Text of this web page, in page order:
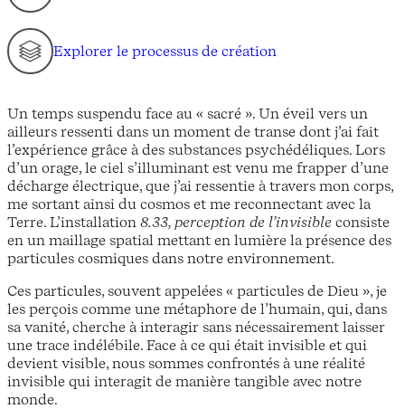
Explorer le processus de création
Un temps suspendu face au « sacré ». Un éveil vers un
ailleurs ressenti dans un moment de transe dont j’ai fait
l’expérience grâce à des substances psychédéliques. Lors
d’un orage, le ciel s’illuminant est venu me frapper d’une
décharge électrique, que j’ai ressentie à travers mon corps,
me sortant ainsi du cosmos et me reconnectant avec la
Terre. L’installation 8.33, perception de l’invisible consiste
en un maillage spatial mettant en lumière la présence des
particules cosmiques dans notre environnement.
Ces particules, souvent appelées « particules de Dieu », je
les perçois comme une métaphore de l’humain, qui, dans
sa vanité, cherche à interagir sans nécessairement laisser
une trace indélébile. Face à ce qui était invisible et qui
devient visible, nous sommes confrontés à une réalité
invisible qui interagit de manière tangible avec notre
monde.